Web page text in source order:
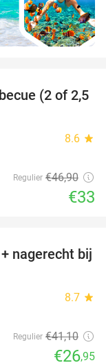
30%
(2 of 2,5
8.6 star
Regulier €46,90
€33
34%
nagerecht bij
8.7 star
Regulier €41,10
€26,95